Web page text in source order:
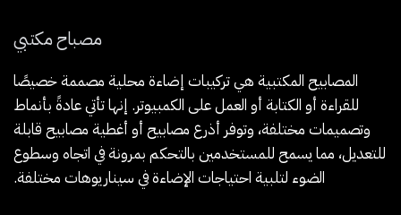
مصباح مكتبي
المصابيح المكتبية هي تركيبات إضاءة محلية مصممة خصيصًا
للقراءة أو الكتابة أو العمل على الكمبيوتر. إنها تأتي عادةً بأنماط
وتصميمات مختلفة، وتوفر أذرع مصابيح أو أغطية مصابيح قابلة
للتعديل، مما يسمح للمستخدمين بالتحكم بمرونة في اتجاه وسطوع
الضوء لتلبية احتياجات الإضاءة في سيناريوهات مختلفة.